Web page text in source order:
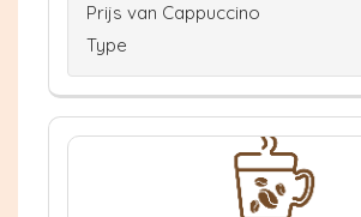
Prijs van Cappuccino
Type